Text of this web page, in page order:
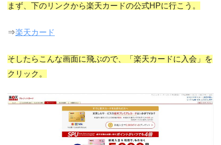
まず、下のリンクから楽天カードの公式HPに行こう。
⇒楽天カード
そしたらこんな画面に飛ぶので、「楽天カードに入会」を
クリック。